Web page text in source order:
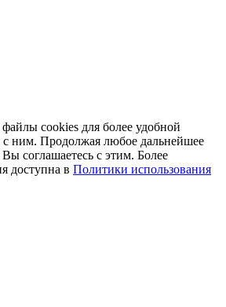
cookies для более удобной
с ним. Продолжая любое дальнейшее
соглашаетесь с этим. Более
доступна в Политики использования